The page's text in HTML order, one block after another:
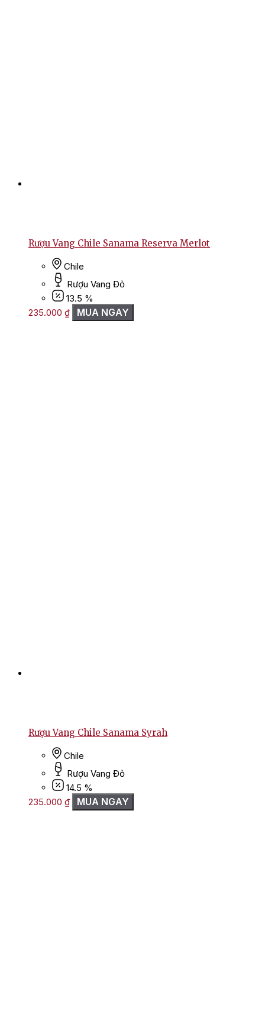
Rượu Vang Chile Sanama Reserva Merlot
Chile
Rượu Vang Đỏ
13.5 %
235.000 ₫ MUA NGAY
Rượu Vang Chile Sanama Syrah
Chile
Rượu Vang Đỏ
14.5 %
235.000 ₫ MUA NGAY